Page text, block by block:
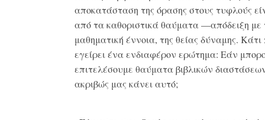
αποκατάσταση της όρασης στους τυφλούς
από τα καθοριστικά θαύματα —απόδειξη με
μαθηματική έννοια, της θείας δύναμης.
εγείρει ένα ενδιαφέρον ερώτημα: Εάν
επιτελέσουμε θαύματα βιβλικών
ακριβώς μας κάνει αυτό;